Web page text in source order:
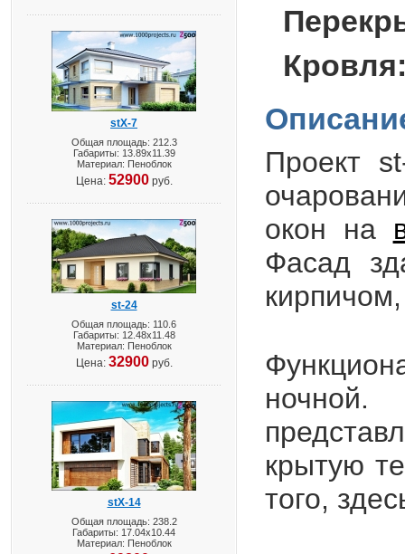
stX-7
Общая площадь: 212.3
Габариты: 13.89х11.39
Материал: Пеноблок
Цена: 52900руб.
st-24
Общая площадь: 110.6
Габариты: 12.48х11.48
Материал: Пеноблок
Цена: 32900руб.
stX-14
Общая площадь: 238.2
Габариты: 17.04х10.44
Материал: Пеноблок
Проект st
окон на
Фасад
ночной.
крытую
того,